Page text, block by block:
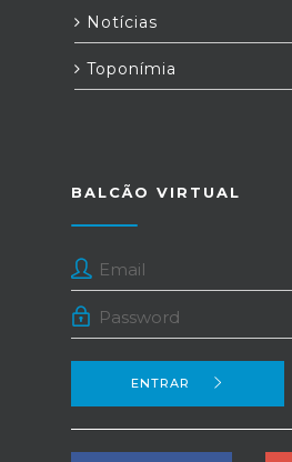
Notícias
Toponímia
BALCÃO VIRTUAL
ENTRAR